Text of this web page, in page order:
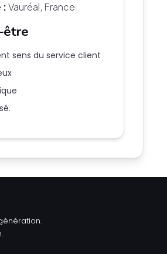
:Vauréal, France
être
sens du service client